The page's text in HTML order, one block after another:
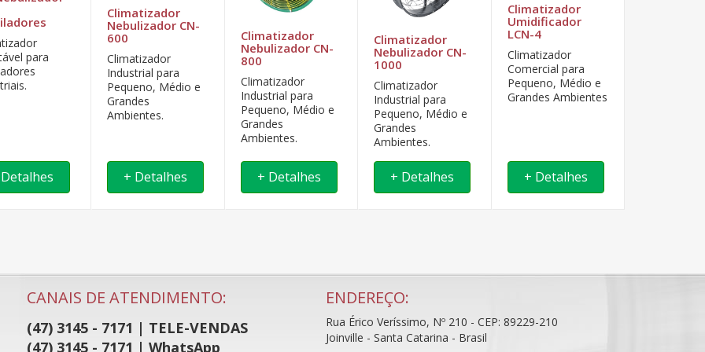
para
Climatizador
Nebulizador CN-
600
Climatizador
Industrial para
Pequeno, Médio e
Grandes
Ambientes.
+ Detalhes
Climatizador
Nebulizador CN-
800
Climatizador
Industrial para
Pequeno, Médio e
Grandes
Ambientes.
+ Detalhes
Climatizador
Nebulizador CN-
1000
Climatizador
Industrial para
Pequeno, Médio e
Grandes
Ambientes.
+ Detalhes
Climatizador
Umidificador
LCN-4
Climatizador
Comercial para
Pequeno, Médio e
Grandes Ambientes
+ Detalhes
CANAIS DE ATENDIMENTO:
(47) 3145 - 7171 | TELE-VENDAS
(47) 3145 - 7171 | WhatsApp
ENDEREÇO:
Rua Érico Veríssimo, Nº 210 - CEP: 89229-210
Joinville - Santa Catarina - Brasil